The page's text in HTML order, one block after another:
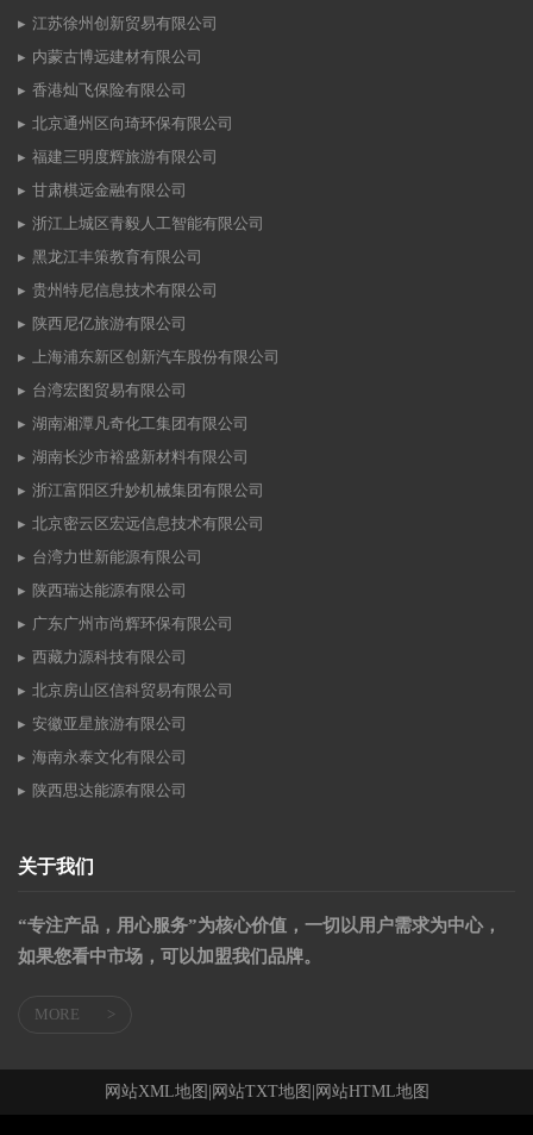
江苏徐州创新贸易有限公司
内蒙古博远建材有限公司
香港灿飞保险有限公司
北京通州区向琦环保有限公司
福建三明度辉旅游有限公司
甘肃棋远金融有限公司
浙江上城区青毅人工智能有限公司
黑龙江丰策教育有限公司
贵州特尼信息技术有限公司
陕西尼亿旅游有限公司
上海浦东新区创新汽车股份有限公司
台湾宏图贸易有限公司
湖南湘潭凡奇化工集团有限公司
湖南长沙市裕盛新材料有限公司
浙江富阳区升妙机械集团有限公司
北京密云区宏远信息技术有限公司
台湾力世新能源有限公司
陕西瑞达能源有限公司
广东广州市尚辉环保有限公司
西藏力源科技有限公司
北京房山区信科贸易有限公司
安徽亚星旅游有限公司
海南永泰文化有限公司
陕西思达能源有限公司
关于我们
“专注产品，用心服务”为核心价值，一切以用户需求为中心，
如果您看中市场，可以加盟我们品牌。
MORE >
网站XML地图 网站TXT地图 网站HTML地图